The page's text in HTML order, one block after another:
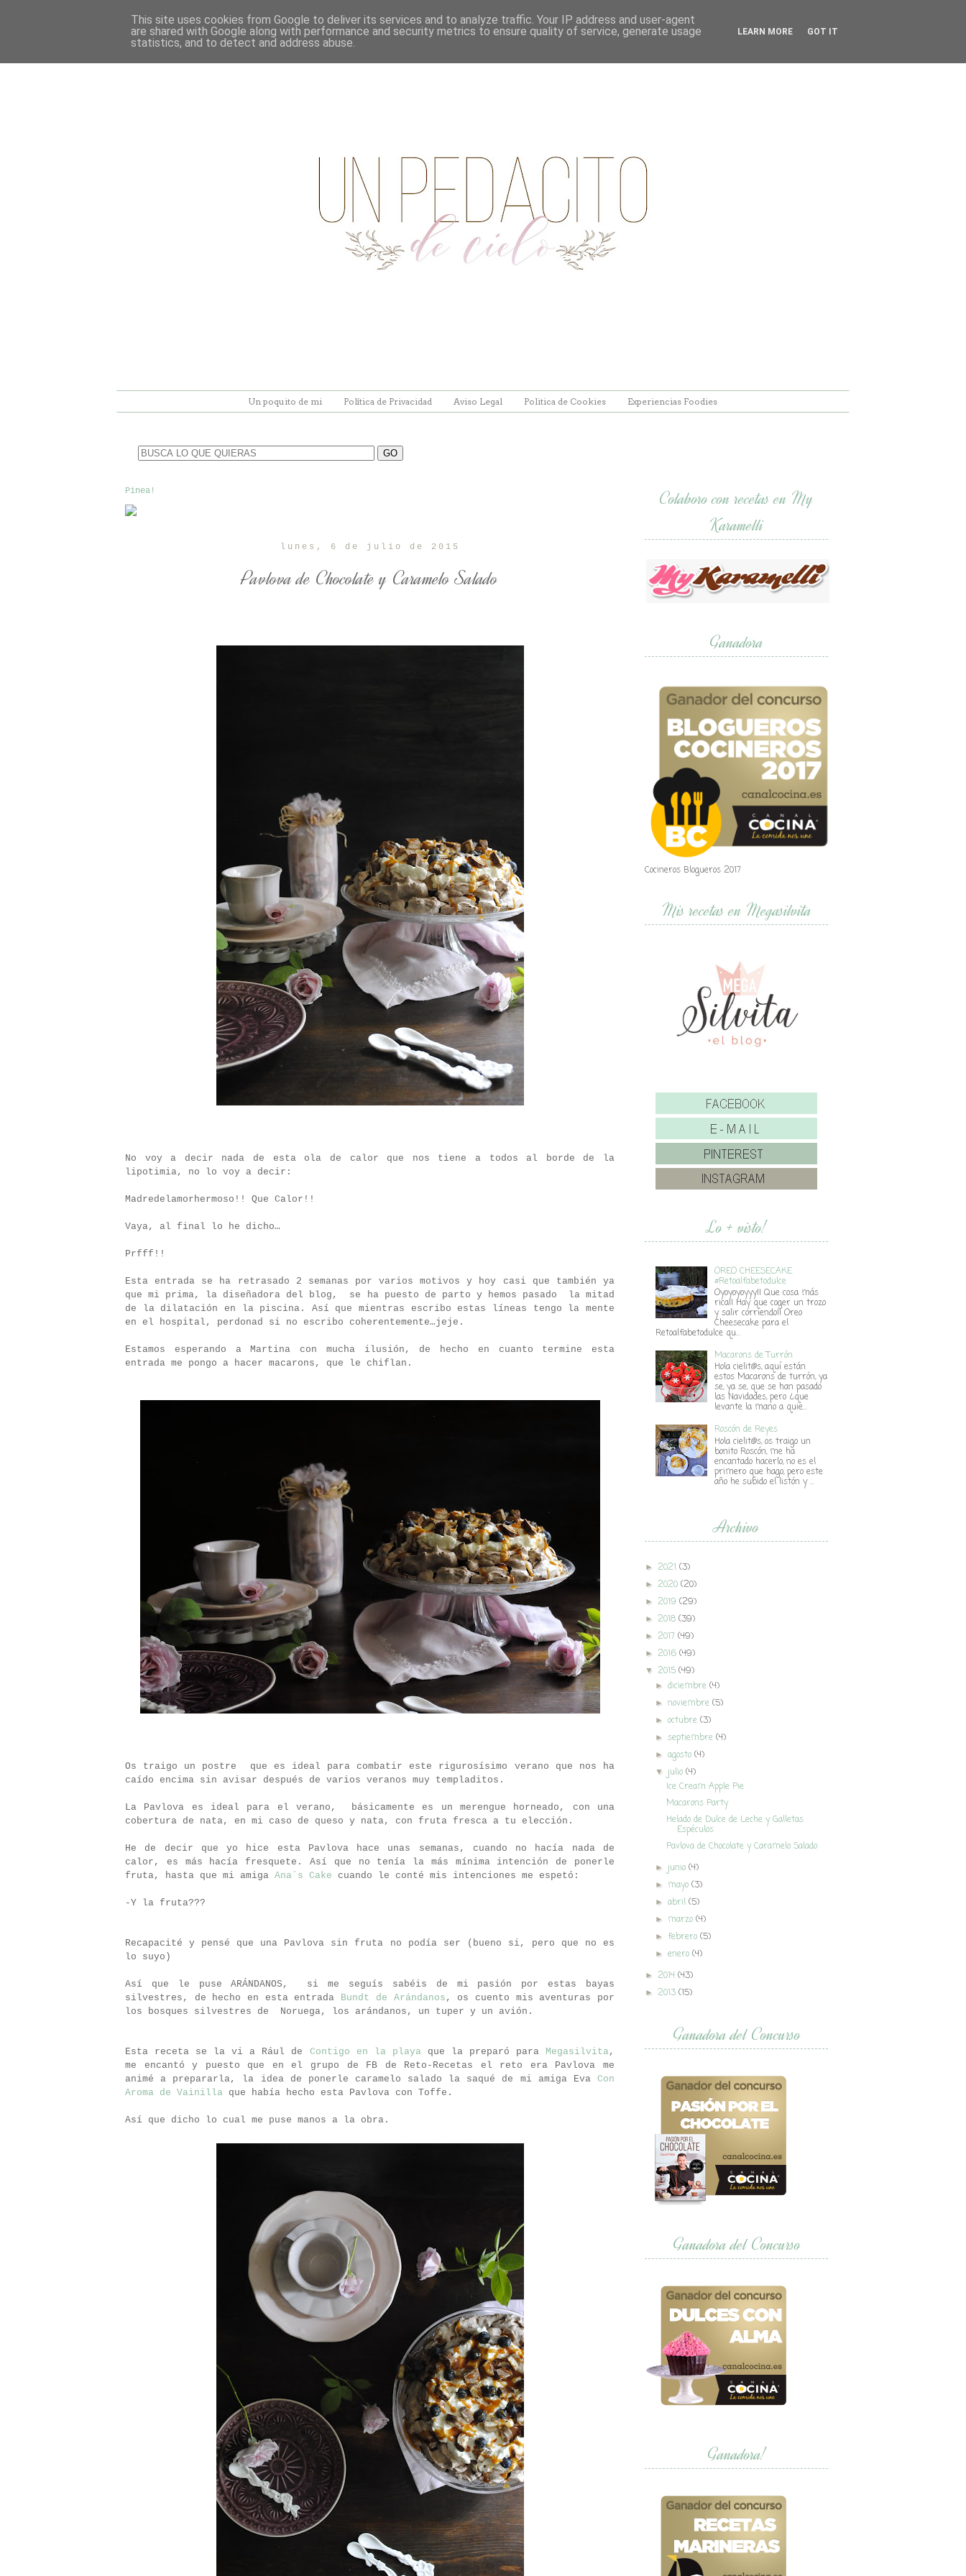
Un poquito de mi Política de Privacidad Aviso Legal Politica de Cookies Experiencias Foodies
Pinea!
lunes, 6 de julio de 2015
Pavlova de Chocolate y Caramelo Salado
No voy a decir nada de esta ola de calor que nos tiene a todos al borde de la
lipotimia, no lo voy a decir:
Madredelamorhermoso!! Que Calor!!
Vaya, al final lo he dicho…
Prfff!!
Esta entrada se ha retrasado 2 semanas por varios motivos y hoy casi que también ya
que mi prima, la diseñadora del blog,
se ha puesto de parto y hemos pasado
la mitad
de la dilatación en la piscina. Así que mientras escribo estas líneas tengo la mente
en el hospital, perdonad si no escribo coherentemente…jeje.
Estamos esperando a Martina con mucha ilusión, de hecho en cuanto termine esta
entrada me pongo a hacer macarons, que le chiflan.
Os traigo un postre
que es ideal para combatir este rigurosísimo verano que nos ha
caído encima sin avisar después de varios veranos muy templaditos.
La Pavlova es ideal para el verano,
básicamente es un merengue horneado, con una
cobertura de nata, en mi caso de queso y nata, con fruta fresca a tu elección.
He de decir que yo hice esta Pavlova hace unas semanas, cuando no hacía nada de
calor, es más hacía fresquete. Así que no tenía la más mínima intención de ponerle
fruta, hasta que mi amiga Ana´s Cake cuando le conté mis intenciones me espetó:
-Y la fruta???
Recapacité y pensé que una Pavlova sin fruta no podía ser (bueno si, pero que no es
lo suyo)
Así que le puse ARÁNDANOS,
si me seguís sabéis de mi pasión por estas bayas
silvestres, de hecho en esta entrada Bundt de Arándanos , os cuento mis aventuras por
los bosques silvestres de
Noruega, los arándanos, un tuper y un avión.
Esta receta se la vi a Rául de Contigo en la playaque la preparó para Megasilvita,
me encantó y puesto que en el grupo de FB de Reto-Recetas el reto era Pavlova me
animé a prepararla, la idea de ponerle caramelo salado la saqué de mi amiga Eva Con
Aroma de Vainilla que había hecho esta Pavlova con Toffe.
Así que dicho lo cual me puse manos a la obra.
Colaboro con recetas en My
Karamelli
Ganadora
Cocineros Blogueros 2017
Mis recetas en Megasilvita
Lo + visto!
OREO CHEESECAKE
#Retoalfabetodulce
Oyoyoyoyyy!! Que cosa más
rica!! Hay que coger un trozo
y salir corriendo!! Oreo
Cheesecake para el
Retoalfabetodulce qu...
Macarons de Turrón
Hola cielit@s, aquí están
estos Macarons de turrón, ya
se, ya se, que se han pasado
las Navidades, pero ¿que
levante la mano a quie...
Roscón de Reyes
Hola cielit@s, os traigo un
bonito Roscón, me ha
encantado hacerlo, no es el
primero que hago, pero este
año he subido el listón y ...
Archivo
► 2021 (3)
► 2020 (20)
► 2019 (29)
► 2018 (39)
► 2017 (49)
► 2016 (49)
▼ 2015 (49)
►diciembre (4)
►noviembre (5)
►octubre (3)
►septiembre (4)
►agosto (4)
▼ julio (4)
Ice Cream Apple Pie
Macarons Party
Helado de Dulce de Leche y Galletas
Espéculos
Pavlova de Chocolate y Caramelo Salado
► junio (4)
► mayo (3)
►abril (5)
► marzo (4)
► febrero (5)
►enero (4)
► 2014 (43)
► 2013 (15)
Ganadora del Concurso
Ganadora del Concurso
Ganadora!
This site uses cookies from Google to deliver its services and to analyze traffic. Your IP address and user-agent
are shared with Google along with performance and security metrics to ensure quality of service, generate usage
statistics, and to detect and address abuse.
LEARN MORE GOT IT